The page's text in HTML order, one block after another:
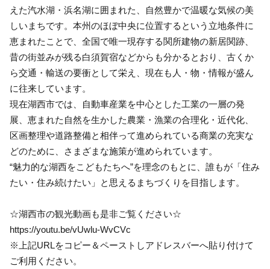
えた汽水湖・浜名湖に囲まれた、自然豊かで温暖な気候の美
しいまちです。本州のほぼ中央に位置するという立地条件に
恵まれたことで、全国で唯一現存する関所建物の新居関跡、
昔の街並みが残る白須賀宿などからも分かるとおり、古くか
ら交通・輸送の要衝として栄え、現在も人・物・情報が盛ん
に往来しています。
現在湖西市では、自動車産業を中心とした工業の一層の発
展、恵まれた自然を生かした農業・漁業の合理化・近代化、
区画整理や道路整備と相伴って進められている商業の充実な
どのために、さまざまな施策が進められています。
“魅力的な湖西をこどもたちへ”を理念のもとに、誰もが「住み
たい・住み続けたい」と思えるまちづくりを目指します。
☆湖西市の観光動画も是非ご覧ください☆
https://youtu.be/vUwlu-WvCVc
※上記URLをコピー＆ペーストしアドレスバーへ貼り付けて
ご利用ください。